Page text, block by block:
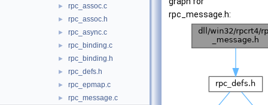
► rpc_assoc.c
► rpc_assoc.h
► rpc_async.c
► rpc_binding.c
► rpc_binding.h
► rpc_defs.h
► rpc_epmap.c
► rpc_message.c
rpc_message.h: